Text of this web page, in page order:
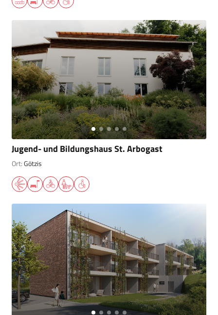
Jugend- und Bildungshaus St. Arbogast
Ort:Götzis